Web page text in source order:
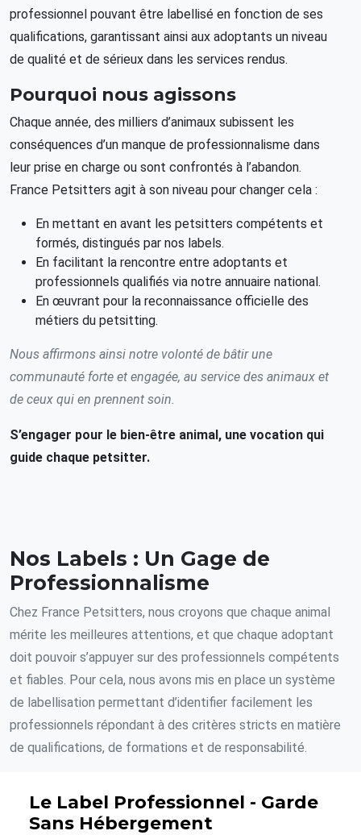
professionnel pouvant être labellisé en fonction de ses
qualifications, garantissant ainsi aux adoptants un niveau
de qualité et de sérieux dans les services rendus.
Pourquoi nous agissons
Chaque année, des milliers d’animaux subissent les
conséquences d’un manque de professionnalisme dans
leur prise en charge ou sont confrontés à l’abandon.
France Petsitters agit à son niveau pour changer cela :
En mettant en avant les petsitters compétents et
formés, distingués par nos labels.
En facilitant la rencontre entre adoptants et
professionnels qualifiés via notre annuaire national.
En œuvrant pour la reconnaissance officielle des
métiers du petsitting.
Nous affirmons ainsi notre volonté de bâtir une
communauté forte et engagée, au service des animaux et
de ceux qui en prennent soin.
S’engager pour le bien-être animal, une vocation qui
guide chaque petsitter.
Nos Labels : Un Gage de
Professionnalisme
Chez France Petsitters, nous croyons que chaque animal
mérite les meilleures attentions, et que chaque adoptant
doit pouvoir s’appuyer sur des professionnels compétents
et fiables. Pour cela, nous avons mis en place un système
de labellisation permettant d’identifier facilement les
professionnels répondant à des critères stricts en matière
de qualifications, de formations et de responsabilité.
Le Label Professionnel - Garde
Sans Hébergement